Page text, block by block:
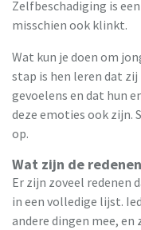
Zelfbeschadiging is
misschien ook klinkt.
Wat kun je doen om
stap is hen leren dat
gevoelens en dat hun
deze emoties ook zijn.
op.
Wat zijn de
Er zijn zoveel redenen
in een volledige lijst.
andere dingen mee, en